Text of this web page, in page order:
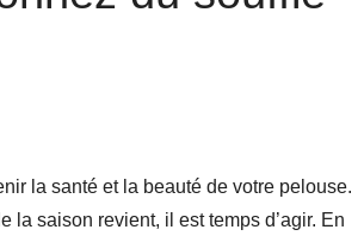
la santé et la beauté de votre pelouse.
la saison revient, il est temps d’agir. En